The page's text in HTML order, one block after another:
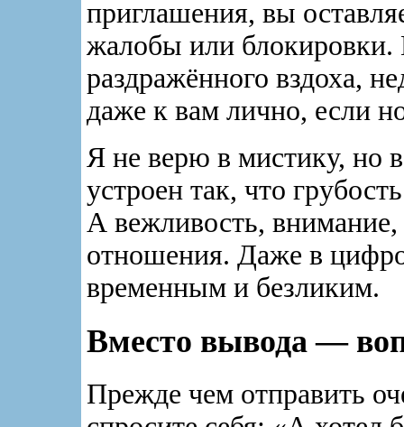
приглашения, вы
жалобы или
раздражённого вздоха,
даже к вам лично, если
Я не верю в мистику, но
устроен так, что
А вежливость,
отношения. Даже в
временным и безликим.
Вместо вывода —
Прежде чем отправить